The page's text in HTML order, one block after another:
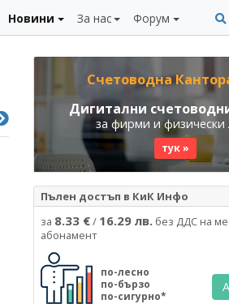
Новини За нас Форум
Счетоводна
Дигитални
за фирми и физически
тук »
Пълен достъп в КиК Инфо
за 8.33 €/ 16.29 лв. без ДДС на
абонамент
по-лесно
по-бързо
по-сигурно*